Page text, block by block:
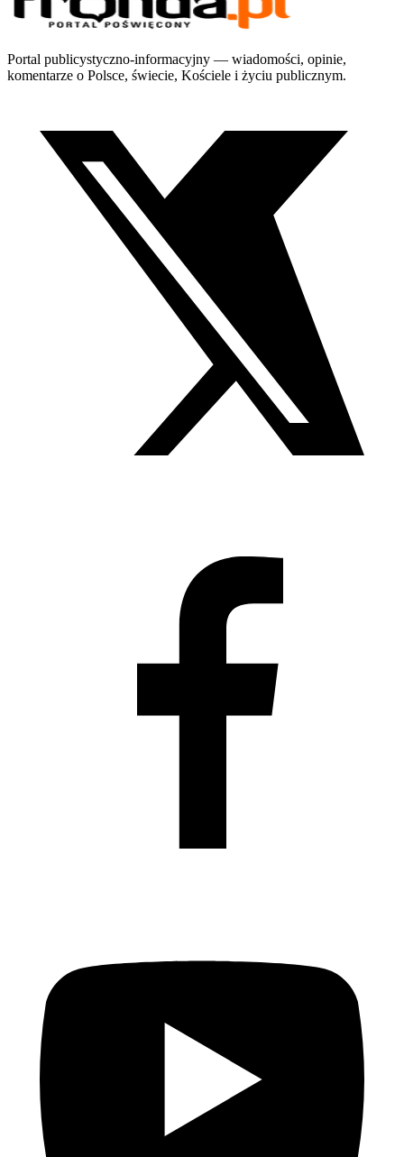
Portal publicystyczno-informacyjny — wiadomości, opinie,
komentarze o Polsce, świecie, Kościele i życiu publicznym.